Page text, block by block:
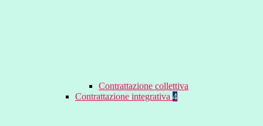
Contrattazione collettiva
Contrattazione integrativa 4